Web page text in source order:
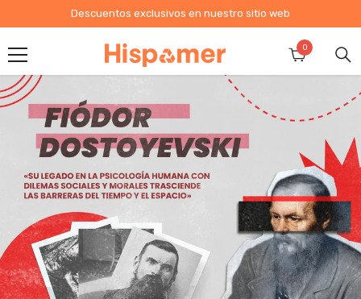
Envíos a todo el país
0
0
elementos